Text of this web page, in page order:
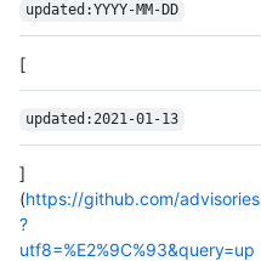
updated:YYYY-MM-DD
[
updated:2021-01-13
]
(https://github.com/advisories
?
utf8=%E2%9C%93&query=up